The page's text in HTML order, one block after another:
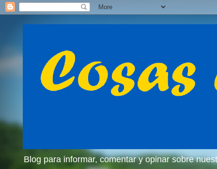
Blog para informar, comentar y opinar sobre